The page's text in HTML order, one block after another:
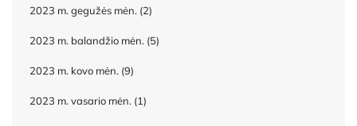
2023 m. gegužės mėn. (2)
2023 m. balandžio mėn. (5)
2023 m. kovo mėn. (9)
2023 m. vasario mėn. (1)